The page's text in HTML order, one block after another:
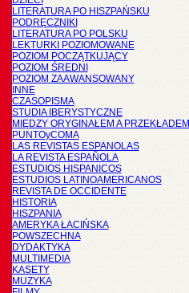
LITERATURA PO HISZPAŃSKU
PODRĘCZNIKI
LITERATURA PO POLSKU
LEKTURKI POZIOMOWANE
POZIOM POCZĄTKUJĄCY
POZIOM ŚREDNI
POZIOM ZAAWANSOWANY
INNE
CZASOPISMA
STUDIA IBERYSTYCZNE
MIĘDZY ORYGINAŁEM A PRZEKŁADEM
PUNTOyCOMA
LAS REVISTAS ESPANOLAS
LA REVISTA ESPAÑOLA
ESTUDIOS HISPANICOS
ESTUDIOS LATINOAMERICANOS
REVISTA DE OCCIDENTE
HISTORIA
HISZPANIA
AMERYKA ŁACIŃSKA
POWSZECHNA
DYDAKTYKA
MULTIMEDIA
KASETY
MUZYKA